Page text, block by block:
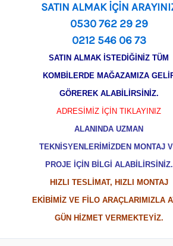
SATIN ALMAK İÇİN
0530 762 29 29
0212 546 06 73
SATIN ALMAK İSTEDİĞİNİZ TÜM
KOMBİLERDE MAĞAZAMIZA
GÖREREK ALABİLİRSİNİZ.
ADRESİMİZ İÇİN TIKLAYINIZ
ALANINDA UZMAN
TEKNİSYENLERİMİZDEN MONTAJ
PROJE İÇİN BİLGİ ALABİLİRSİNİZ.
HIZLI TESLİMAT, HIZLI MONTAJ
EKİBİMİZ VE FİLO ARAÇLARIMIZLA
GÜN HİZMET VERMEKTEYİZ.